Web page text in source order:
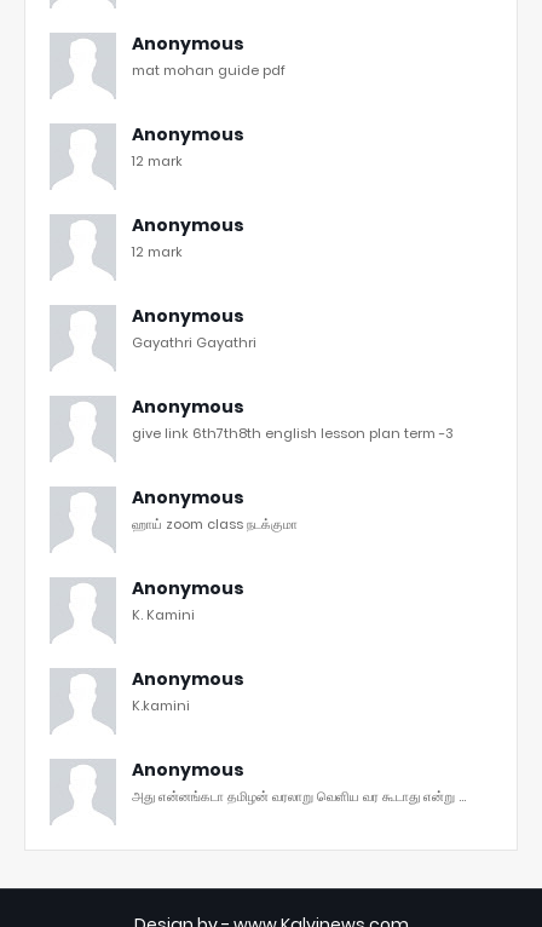
Anonymous
mat mohan guide pdf
Anonymous
12 mark
Anonymous
12 mark
Anonymous
Gayathri Gayathri
Anonymous
give link 6th7th8th english lesson plan term -3
Anonymous
ஹாய் zoom class நடக்குமா
Anonymous
K. Kamini
Anonymous
K.kamini
Anonymous
அது என்னங்கடா தமிழன் வரலாறு வெளிய வர கூடாது என்று ...